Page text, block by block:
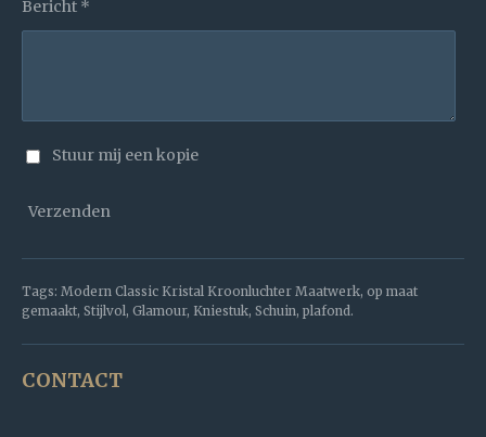
Bericht *
Stuur mij een kopie
Verzenden
Tags: Modern Classic Kristal Kroonluchter Maatwerk, op maat
gemaakt, Stijlvol, Glamour, Kniestuk, Schuin, plafond.
CONTACT